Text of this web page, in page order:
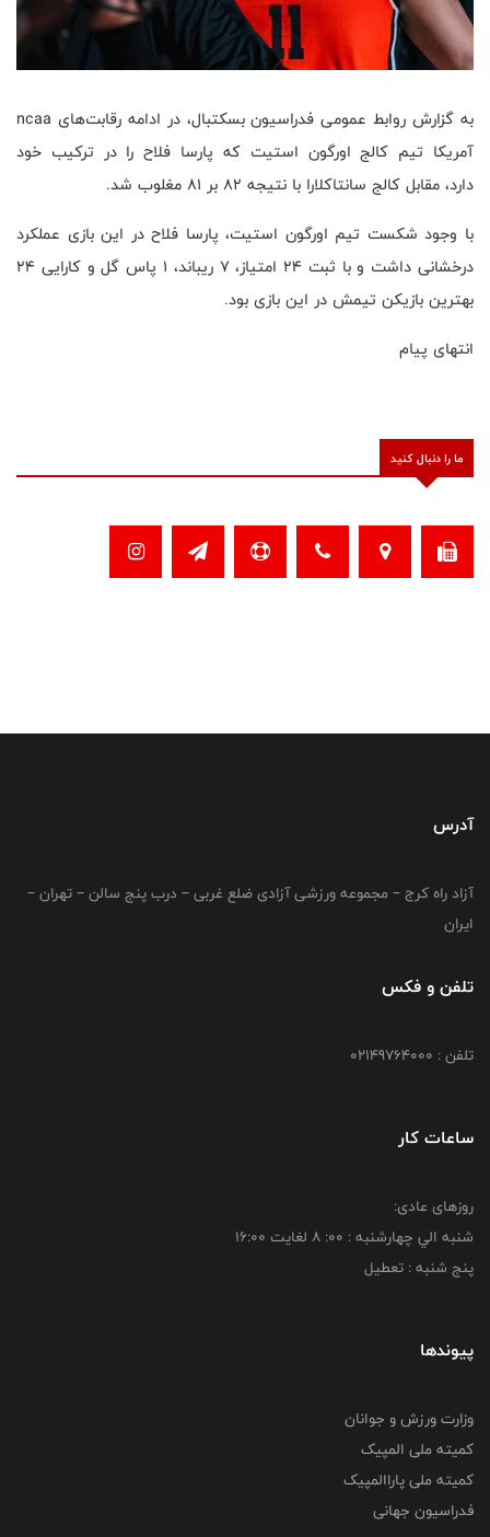
به گزارش روابط عمومی فدراسیون بسکتبال، در ادامه رقابت‌های ncaa
آمریکا تیم کالج اورگون استیت که پارسا فلاح را در ترکیب خود
دارد، مقابل کالج سانتاکلارا با نتیجه ۸۲ بر ۸۱ مغلوب شد.
با وجود شکست تیم اورگون استیت، پارسا فلاح در این بازی عملکرد
درخشانی داشت و با ثبت ۲۴ امتیاز، ۷ ریباند، ۱ پاس گل و کارایی ۲۴
بهترین بازیکن تیمش در این بازی بود.
انتهای پیام
ما را دنبال کنید
آدرس
آزاد راه کرج – مجموعه ورزشی آزادی ضلع غربی – درب پنج سالن – تهران –
ایران
تلفن و فکس
تلفن : 02149764000
ساعات کار
روزهای عادی:
شنبه الي چهارشنبه : 00: 8 لغايت 16:00
پنج شنبه : تعطیل
پیوندها
وزارت ورزش و جوانان
کمیته ملی المپیک
کمیته ملی پاراالمپیک
فدراسیون جهانی